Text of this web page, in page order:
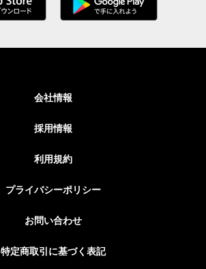
会社情報
採用情報
利用規約
プライバシーポリシー
お問い合わせ
特定商取引に基づく表記